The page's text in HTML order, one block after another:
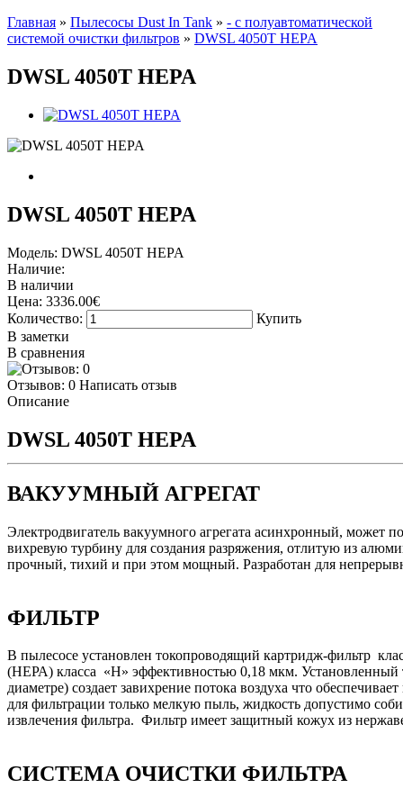
Главная » Пылесосы Dust In Tank » - с полуавтоматической
системой очистки фильтров » DWSL 4050T HEPA
DWSL 4050T HEPA
DWSL 4050T HEPA
Модель: DWSL 4050T HEPA
Наличие:
В наличии
Цена: 3336.00€
Количество:
Купить
В заметки
В сравнения
Отзывов: 0 Написать отзыв
Описание
DWSL 4050T HEPA
ВАКУУМНЫЙ АГРЕГАТ
Электродвигатель вакуумного агрегата асинхронный, может
вихревую турбину для создания разряжения, отлитую из
прочный, тихий и при этом мощный. Разработан для
ФИЛЬТР
В пылесосе установлен токопроводящий картридж-фильтр
(НЕРА) класса «Н» эффективностью 0,18 мкм.
диаметре) создает завихрение потока воздуха что
для фильтрации только мелкую пыль, жидкость допустимо
извлечения фильтра. Фильтр имеет защитный кожух из
СИСТЕМА ОЧИСТКИ ФИЛЬТРА